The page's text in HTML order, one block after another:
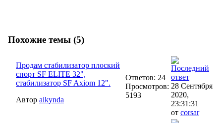
Похожие темы (5)
Продам стабилизатор плоский
спорт SF ELITE 32",
стабилизатор SF Axiom 12".
Автор aikynda
Ответов: 24
Просмотров:
5193
28 Сентября
2020,
23:31:31
от corsar